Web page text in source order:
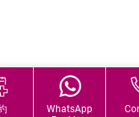
WhatsApp
ンティストヘルス 無断転載を
During Bad